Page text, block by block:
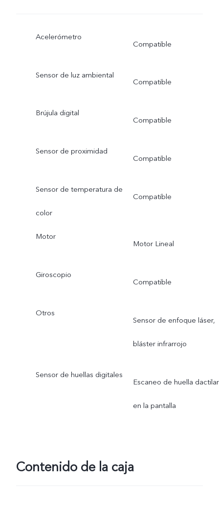
Acelerómetro
Compatible
Sensor de luz ambiental
Compatible
Brújula digital
Compatible
Sensor de proximidad
Compatible
Sensor de temperatura de
color
Compatible
Motor
Motor Lineal
Giroscopio
Compatible
Otros
Sensor de enfoque láser,
bláster infrarrojo
Sensor de huellas digitales
Escaneo de huella dactilar
en la pantalla
Contenido de la caja